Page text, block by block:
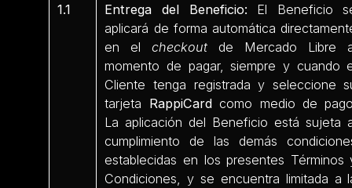
1.1 Entrega del Beneficio: El Beneficio
aplicará de forma automática
en elcheckout de Mercado Libre
momento de pagar, siempre y cuando
Cliente tenga registrada y seleccione
tarjeta RappiCardcomo medio de
La aplicación del Beneficio está sujeta
cumplimiento de las demás
establecidas en los presentes Términos
Condiciones, y se encuentra limitada a